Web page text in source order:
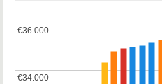
€34.000
€34.000
€36.000
€36.000